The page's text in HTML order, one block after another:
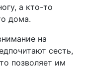
а кто-то
дома.
на
сесть,
позволяет им